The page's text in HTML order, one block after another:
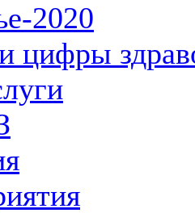
2020
цифры